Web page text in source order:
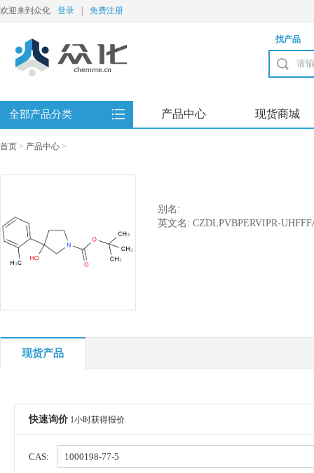
欢迎来到众化 登录 免费注册
找产品
全部产品分类 产品中心 现货商城
首页 > 产品中心 >
别名:
英文名: CZDLPVBPERVIPR-
现货产品
快速询价 1小时获得报价
CAS: